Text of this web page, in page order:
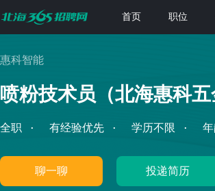
首页 职位
惠科智能
喷粉技术员（北海惠科五
全职 有经验优先 学历不限
聊一聊 投递简历